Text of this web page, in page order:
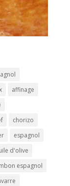
affinage
chorizo
espagnol
d'olive
espagnol